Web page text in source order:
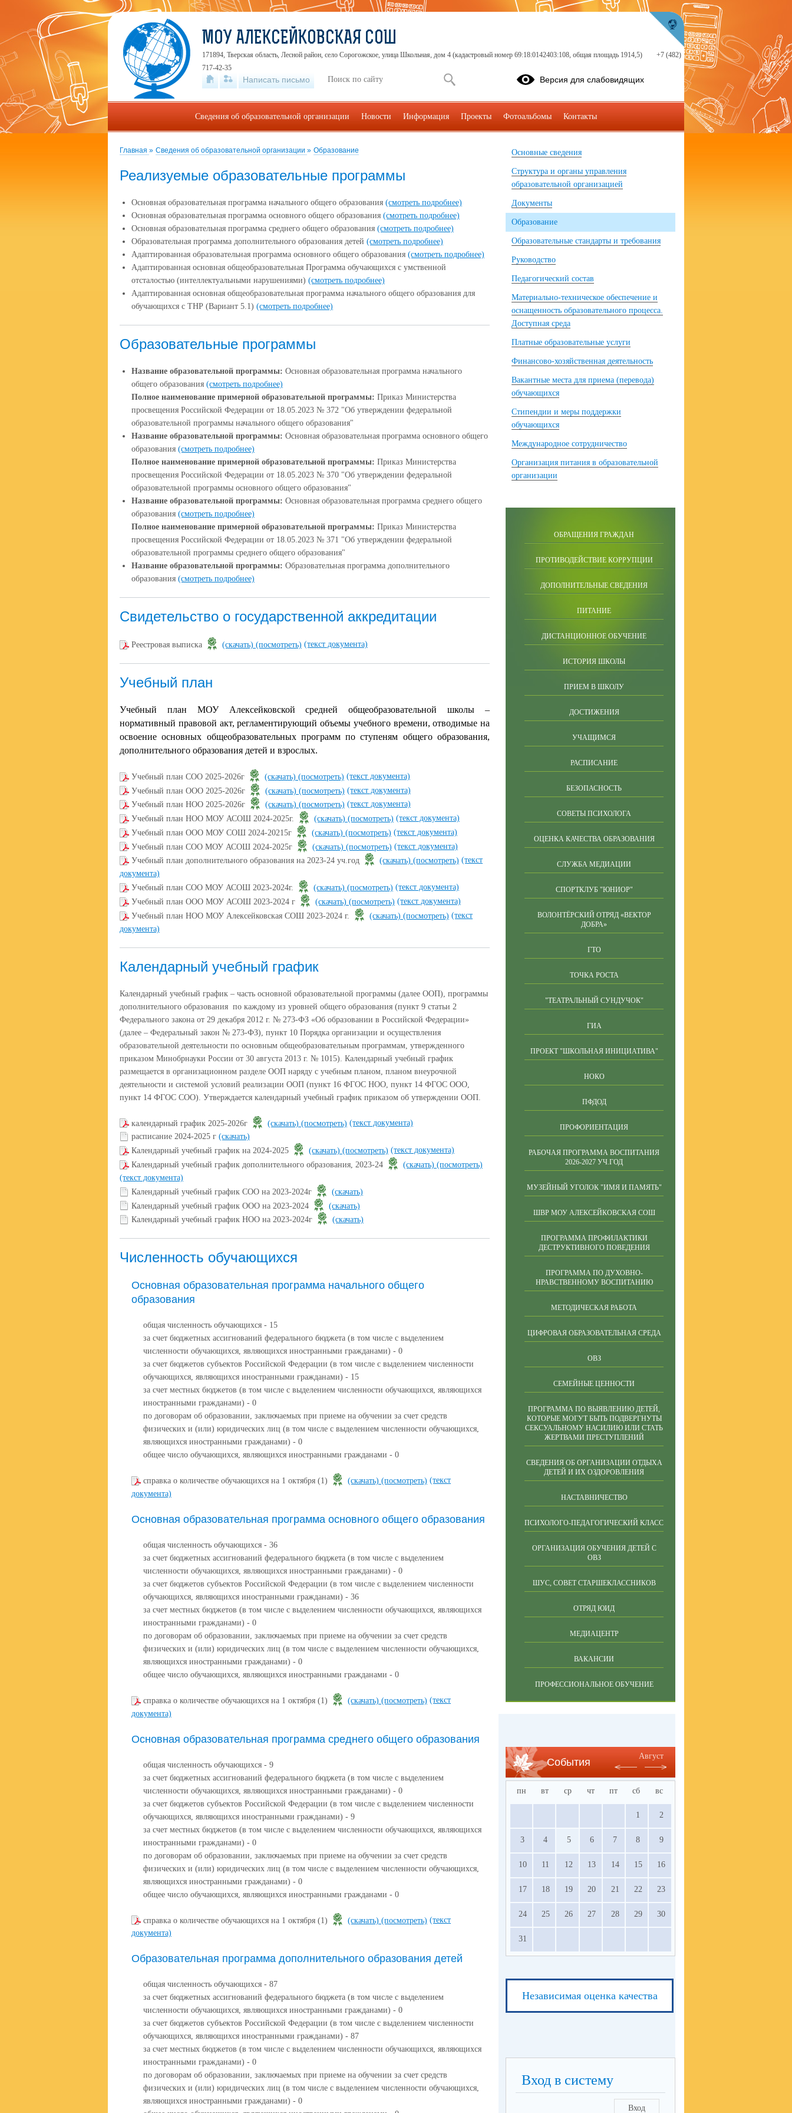
Главная » Сведения об образовательной организации » Образование
Реализуемые образовательные программы
Основная образовательная программа начального общего образования (смотреть подробнее)
Основная образовательная программа основного общего образования (смотреть подробнее)
Основная образовательная программа среднего общего образования (смотреть подробнее)
Образовательная программа дополнительного образования детей (смотреть подробнее)
Адаптированная образовательная программа основного общего образования (смотреть подробнее)
Адаптированная основная общеобразовательная Программа обучающихся с умственной
отсталостью (интеллектуальными нарушениями) (смотреть подробнее)
Адаптированная основная общеобразовательная программа начального общего образования для
обучающихся с ТНР (Вариант 5.1) (смотреть подробнее)
Образовательные программы
Название образовательной программы: Основная образовательная программа начального
общего образования (смотреть подробнее)
Полное наименование примерной образовательной программы: Приказ Министерства
просвещения Российской Федерации от 18.05.2023 № 372 "Об утверждении федеральной
образовательной программы начального общего образования"
Название образовательной программы: Основная образовательная программа основного общего
образования (смотреть подробнее)
Полное наименование примерной образовательной программы: Приказ Министерства
просвещения Российской Федерации от 18.05.2023 № 370 "Об утверждении федеральной
образовательной программы основного общего образования"
Название образовательной программы: Основная образовательная программа среднего общего
образования (смотреть подробнее)
Полное наименование примерной образовательной программы: Приказ Министерства
просвещения Российской Федерации от 18.05.2023 № 371 "Об утверждении федеральной
образовательной программы среднего общего образования"
Название образовательной программы: Образовательная программа дополнительного
образования (смотреть подробнее)
Свидетельство о государственной аккредитации
Реестровая выписка (скачать) (посмотреть) (текст документа)
Учебный план
Учебный план МОУ Алексейковской средней общеобразовательной школы –
нормативный правовой акт, регламентирующий объемы учебного времени, отводимые на
освоение основных общеобразовательных программ по ступеням общего образования,
дополнительного образования детей и взрослых.
Учебный план СОО 2025-2026г (скачать) (посмотреть) (текст документа)
Учебный план ООО 2025-2026г
(скачать) (посмотреть) (текст документа)
Учебный план НОО 2025-2026г
(скачать) (посмотреть) (текст документа)
Учебный план НОО МОУ АСОШ 2024-2025г.
(скачать) (посмотреть) (текст документа)
Учебный план ООО МОУ СОШ 2024-20215г
(скачать) (посмотреть) (текст документа)
Учебный план СОО МОУ АСОШ 2024-2025г
(скачать) (посмотреть) (текст документа)
Учебный план дополнительного образования на 2023-24 уч.год
(скачать) (посмотреть) (текст
документа)
Учебный план СОО МОУ АСОШ 2023-2024г.
(скачать) (посмотреть) (текст документа)
Учебный план ООО МОУ АСОШ 2023-2024 г
(скачать) (посмотреть) (текст документа)
Учебный план НОО МОУ Алексейковская СОШ 2023-2024 г.
(скачать) (посмотреть) (текст
документа)
Календарный учебный график
Календарный учебный график – часть основной образовательной программы (далее ООП), программы
дополнительного образования по каждому из уровней общего образования (пункт 9 статьи 2
Федерального закона от 29 декабря 2012 г. № 273-ФЗ «Об образовании в Российской Федерации»
(далее – Федеральный закон № 273-ФЗ), пункт 10 Порядка организации и осуществления
образовательной деятельности по основным общеобразовательным программам, утвержденного
приказом Минобрнауки России от 30 августа 2013 г. № 1015). Календарный учебный график
размещается в организационном разделе ООП наряду с учебным планом, планом внеурочной
деятельности и системой условий реализации ООП (пункт 16 ФГОС НОО, пункт 14 ФГОС ООО,
пункт 14 ФГОС СОО). Утверждается календарный учебный график приказом об утверждении ООП.
календарный график 2025-2026г (скачать) (посмотреть) (текст документа)
расписание 2024-2025 г (скачать)
Календарный учебный график на 2024-2025
(скачать) (посмотреть) (текст документа)
Календарный учебный график дополнительного образования, 2023-24
(скачать) (посмотреть)
(текст документа)
Календарный учебный график СОО на 2023-2024г
(скачать)
Календарный учебный график ООО на 2023-2024
(скачать)
Календарный учебный график НОО на 2023-2024г
(скачать)
Численность обучающихся
Основная образовательная программа начального общего
образования
общая численность обучающихся - 15
за счет бюджетных ассигнований федерального бюджета (в том числе с выделением
численности обучающихся, являющихся иностранными гражданами) - 0
за счет бюджетов субъектов Российской Федерации (в том числе с выделением численности
обучающихся, являющихся иностранными гражданами) - 15
за счет местных бюджетов (в том числе с выделением численности обучающихся, являющихся
иностранными гражданами) - 0
по договорам об образовании, заключаемых при приеме на обучении за счет средств
физических и (или) юридических лиц (в том числе с выделением численности обучающихся,
являющихся иностранными гражданами) - 0
общее число обучающихся, являющихся иностранными гражданами - 0
справка о количестве обучающихся на 1 октября (1) (скачать) (посмотреть) (текст
документа)
Основная образовательная программа основного общего образования
общая численность обучающихся - 36
за счет бюджетных ассигнований федерального бюджета (в том числе с выделением
численности обучающихся, являющихся иностранными гражданами) - 0
за счет бюджетов субъектов Российской Федерации (в том числе с выделением численности
обучающихся, являющихся иностранными гражданами) - 36
за счет местных бюджетов (в том числе с выделением численности обучающихся, являющихся
иностранными гражданами) - 0
по договорам об образовании, заключаемых при приеме на обучении за счет средств
физических и (или) юридических лиц (в том числе с выделением численности обучающихся,
являющихся иностранными гражданами) - 0
общее число обучающихся, являющихся иностранными гражданами - 0
справка о количестве обучающихся на 1 октября (1) (скачать) (посмотреть) (текст
документа)
Основная образовательная программа среднего общего образования
общая численность обучающихся - 9
за счет бюджетных ассигнований федерального бюджета (в том числе с выделением
численности обучающихся, являющихся иностранными гражданами) - 0
за счет бюджетов субъектов Российской Федерации (в том числе с выделением численности
обучающихся, являющихся иностранными гражданами) - 9
за счет местных бюджетов (в том числе с выделением численности обучающихся, являющихся
иностранными гражданами) - 0
по договорам об образовании, заключаемых при приеме на обучении за счет средств
физических и (или) юридических лиц (в том числе с выделением численности обучающихся,
являющихся иностранными гражданами) - 0
общее число обучающихся, являющихся иностранными гражданами - 0
справка о количестве обучающихся на 1 октября (1) (скачать) (посмотреть) (текст
документа)
Образовательная программа дополнительного образования детей
общая численность обучающихся - 87
за счет бюджетных ассигнований федерального бюджета (в том числе с выделением
численности обучающихся, являющихся иностранными гражданами) - 0
за счет бюджетов субъектов Российской Федерации (в том числе с выделением численности
обучающихся, являющихся иностранными гражданами) - 87
за счет местных бюджетов (в том числе с выделением численности обучающихся, являющихся
иностранными гражданами) - 0
по договорам об образовании, заключаемых при приеме на обучении за счет средств
физических и (или) юридических лиц (в том числе с выделением численности обучающихся,
являющихся иностранными гражданами) - 0
Основные сведения
Структура и органы управления
образовательной организацией
Документы
Образование
Образовательные стандарты и требования
Руководство
Педагогический состав
Материально-техническое обеспечение и
оснащенность образовательного процесса.
Доступная среда
Платные образовательные услуги
Финансово-хозяйственная деятельность
Вакантные места для приема (перевода)
обучающихся
Стипендии и меры поддержки
обучающихся
Международное сотрудничество
Организация питания в образовательной
организации
ОБРАЩЕНИЯ ГРАЖДАН
ПРОТИВОДЕЙСТВИЕ КОРРУПЦИИ
ДОПОЛНИТЕЛЬНЫЕ СВЕДЕНИЯ
ПИТАНИЕ
ДИСТАНЦИОННОЕ ОБУЧЕНИЕ
ИСТОРИЯ ШКОЛЫ
ПРИЕМ В ШКОЛУ
ДОСТИЖЕНИЯ
УЧАЩИМСЯ
РАСПИСАНИЕ
БЕЗОПАСНОСТЬ
СОВЕТЫ ПСИХОЛОГА
ОЦЕНКА КАЧЕСТВА ОБРАЗОВАНИЯ
СЛУЖБА МЕДИАЦИИ
СПОРТКЛУБ "ЮНИОР"
ВОЛОНТЁРСКИЙ ОТРЯД «ВЕКТОР
ДОБРА»
ГТО
ТОЧКА РОСТА
"ТЕАТРАЛЬНЫЙ СУНДУЧОК"
ГИА
ПРОЕКТ "ШКОЛЬНАЯ ИНИЦИАТИВА"
НОКО
ПФДОД
ПРОФОРИЕНТАЦИЯ
РАБОЧАЯ ПРОГРАММА ВОСПИТАНИЯ
2026-2027 УЧ.ГОД
МУЗЕЙНЫЙ УГОЛОК "ИМЯ И ПАМЯТЬ"
ШВР МОУ АЛЕКСЕЙКОВСКАЯ СОШ
ПРОГРАММА ПРОФИЛАКТИКИ
ДЕСТРУКТИВНОГО ПОВЕДЕНИЯ
ПРОГРАММА ПО ДУХОВНО-
НРАВСТВЕННОМУ ВОСПИТАНИЮ
МЕТОДИЧЕСКАЯ РАБОТА
ЦИФРОВАЯ ОБРАЗОВАТЕЛЬНАЯ СРЕДА
ОВЗ
СЕМЕЙНЫЕ ЦЕННОСТИ
ПРОГРАММА ПО ВЫЯВЛЕНИЮ ДЕТЕЙ,
КОТОРЫЕ МОГУТ БЫТЬ ПОДВЕРГНУТЫ
СЕКСУАЛЬНОМУ НАСИЛИЮ ИЛИ СТАТЬ
ЖЕРТВАМИ ПРЕСТУПЛЕНИЙ
СВЕДЕНИЯ ОБ ОРГАНИЗАЦИИ ОТДЫХА
ДЕТЕЙ И ИХ ОЗДОРОВЛЕНИЯ
НАСТАВНИЧЕСТВО
ПСИХОЛОГО-ПЕДАГОГИЧЕСКИЙ КЛАСС
ОРГАНИЗАЦИЯ ОБУЧЕНИЯ ДЕТЕЙ С
ОВЗ
ШУС, СОВЕТ СТАРШЕКЛАССНИКОВ
ОТРЯД ЮИД
МЕДИАЦЕНТР
ВАКАНСИИ
ПРОФЕССИОНАЛЬНОЕ ОБУЧЕНИЕ
События
Август
пн вт ср чт пт сб вс
1 2
3 4 5 6 7 8 9
10 11 12 13 14 15 16
17 18 19 20 21 22 23
24 25 26 27 28 29 30
31
Независимая оценка качества
Вход в систему
Вход
МОУ АЛЕКСЕЙКОВСКАЯ СОШ
171894, Тверская область, Лесной район, село Сорогожское, улица Школьная, дом 4 (кадастровый номер 69:18:0142403:108, общая площадь 1914,5)
+7 (482)
717-42-35
Написать письмо Версия для слабовидящих
Сведения об образовательной организации Новости Информация Проекты Фотоальбомы Контакты